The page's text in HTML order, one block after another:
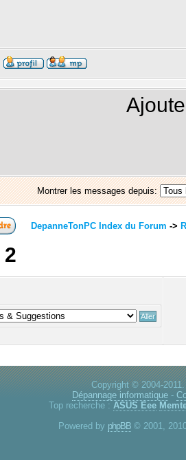
Montrer les messages depuis:
DepanneTonPC Index du Forum ->
2
Copyright © 2004-
Dépannage informatique -
Top recherche : ASUS Eee
Powered by phpBB © 2001,